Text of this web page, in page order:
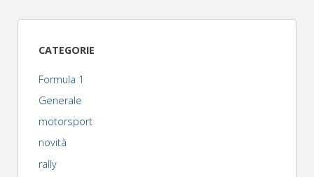
degli
articoli
CATEGORIE
Formula 1
Generale
motorsport
novità
rally